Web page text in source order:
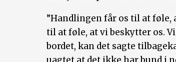
”Handlingen får os til at
til at føle, at vi beskytter os.
bordet, kan det sagte